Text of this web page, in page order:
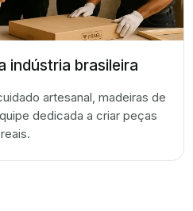
indústria brasileira
artesanal, madeiras de
dedicada a criar peças